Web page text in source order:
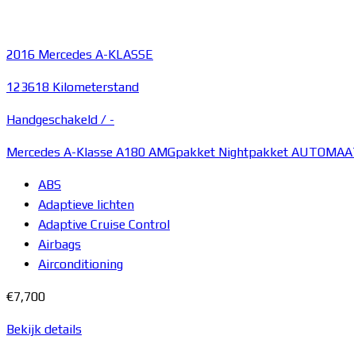
2016 Mercedes A-KLASSE
123618 Kilometerstand
Handgeschakeld / -
Mercedes A-Klasse A180 AMGpakket Nightpakket
ABS
Adaptieve lichten
Adaptive Cruise Control
Airbags
Airconditioning
€7,700
Bekijk details